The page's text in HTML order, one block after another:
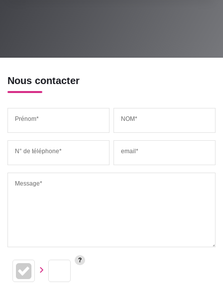
Nous contacter
Prénom* NOM*
N° de téléphone* email*
Message*